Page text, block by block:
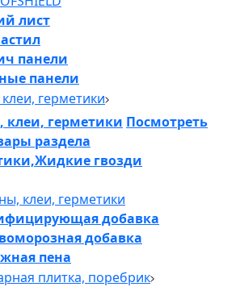
лист
панели
панели
герметики
клеи, герметики Посмотреть
раздела
гвозди
клеи, герметики
добавка
добавка
пена
плитка, поребрик